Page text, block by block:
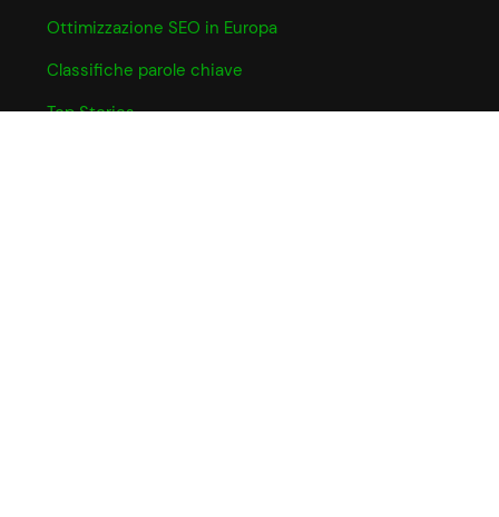
Ottimizzazione SEO in Europa
Classifiche parole chiave
Top Stories